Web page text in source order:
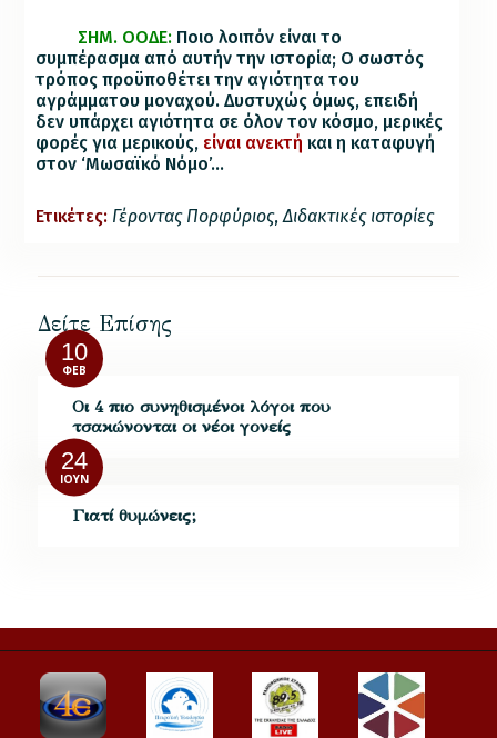
ΣΗΜ. ΟΟΔΕ: Ποιο λοιπόν είναι το
συμπέρασμα από αυτήν την ιστορία; Ο σωστός
τρόπος προϋποθέτει την αγιότητα του
αγράμματου μοναχού. Δυστυχώς όμως, επειδή
δεν υπάρχει αγιότητα σε όλον τον κόσμο, μερικές
φορές για μερικούς, είναι ανεκτή και η καταφυγή
στον ‘Μωσαϊκό Νόμο’…
Ετικέτες: Γέροντας Πορφύριος,Διδακτικές ιστορίες
Δείτε Επίσης
10
ΦΕΒ
Οι 4 πιο συνηθισμένοι λόγοι που
τσακώνονται οι νέοι γονείς
24
ΙΟΎΝ
Γιατί θυμώνεις;